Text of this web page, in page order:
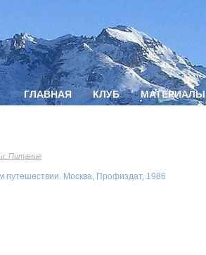
ГЛАВНАЯ КЛУБ МАТЕРИАЛЫ
Питание
путешествии. Москва, Профиздат, 1986